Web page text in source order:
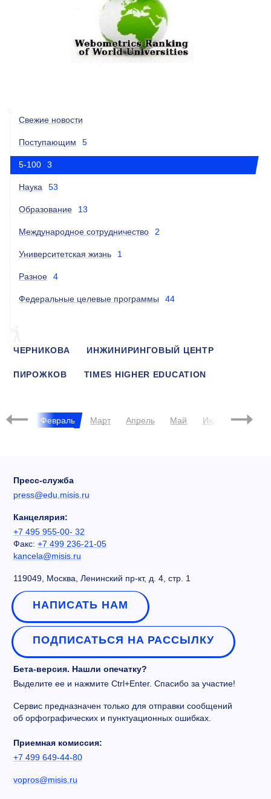
Свежие новости
Поступающим 5
5-100 3
Наука 53
Образование 13
Международное сотрудничество 2
Университетская жизнь 1
Разное 4
Федеральные целевые программы 44
ЧЕРНИКОВА ИНЖИНИРИНГОВЫЙ ЦЕНТР
ПИРОЖКОВ TIMES HIGHER EDUCATION
Февраль Март Апрель Май Июнь Июль
Пресс-служба
press@edu.misis.ru
Канцелярия:
+7 495 955-00- 32
Факс: +7 499 236-21-05
kancela@misis.ru
119049, Москва, Ленинский пр-кт, д. 4, стр. 1
НАПИСАТЬ НАМ
ПОДПИСАТЬСЯ НА РАССЫЛКУ
Бета-версия. Нашли опечатку?
Выделите ее и нажмите Ctrl+Enter. Спасибо за участие!
Сервис предназначен только для отправки сообщений
об орфографических и пунктуационных ошибках.
Приемная комиссия:
+7 499 649-44-80
vopros@misis.ru